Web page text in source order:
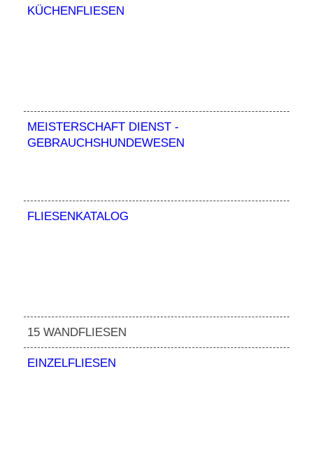
KÜCHENFLIESEN
MEISTERSCHAFT DIENST -
GEBRAUCHSHUNDEWESEN
FLIESENKATALOG
15 WANDFLIESEN
EINZELFLIESEN